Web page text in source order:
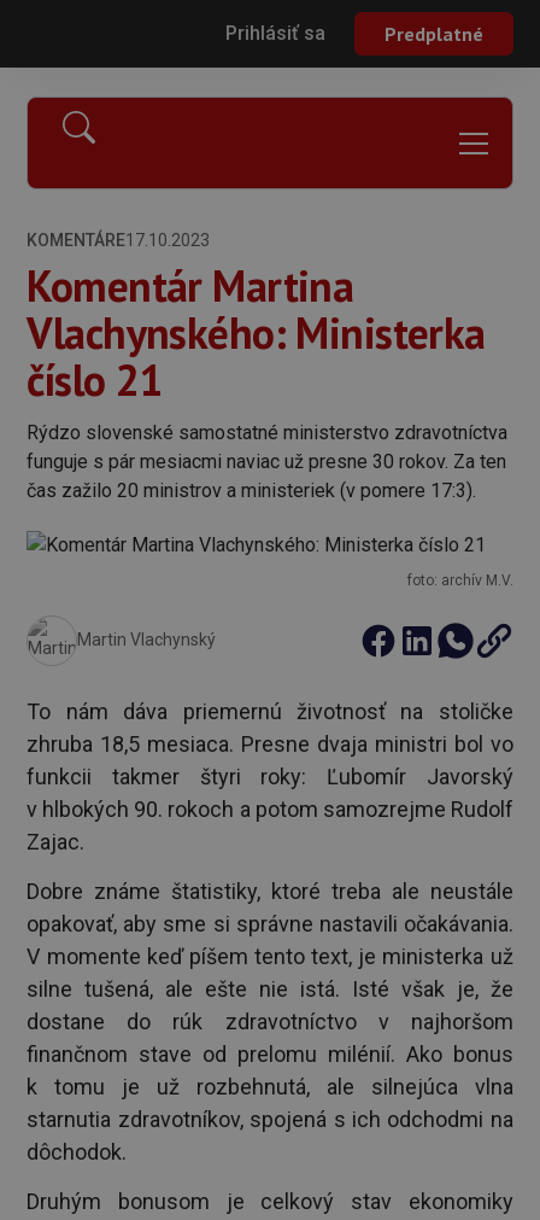
Prihlásiť sa Predplatné
KOMENTÁRE17.10.2023
Komentár Martina
Vlachynského: Ministerka
číslo 21
Rýdzo slovenské samostatné ministerstvo zdravotníctva
funguje s pár mesiacmi naviac už presne 30 rokov. Za ten
čas zažilo 20 ministrov a ministeriek (v pomere 17:3).
foto: archív M.V.
Martin Vlachynský
To nám dáva priemernú životnosť na stoličke
zhruba 18,5 mesiaca. Presne dvaja ministri bol vo
funkcii takmer štyri roky: Ľubomír Javorský
v hlbokých 90. rokoch a potom samozrejme Rudolf
Zajac.
Dobre známe štatistiky, ktoré treba ale neustále
opakovať, aby sme si správne nastavili očakávania.
V momente keď píšem tento text, je ministerka už
silne tušená, ale ešte nie istá. Isté však je, že
dostane do rúk zdravotníctvo v najhoršom
finančnom stave od prelomu milénií. Ako bonus
k tomu je už rozbehnutá, ale silnejúca vlna
starnutia zdravotníkov, spojená s ich odchodmi na
dôchodok.
Druhým bonusom je celkový stav ekonomiky